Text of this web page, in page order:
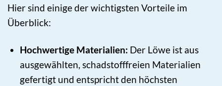
Hier sind einige der wichtigsten Vorteile im
Überblick:
Hochwertige Materialien: Der Löwe ist aus
ausgewählten, schadstofffreien Materialien
gefertigt und entspricht den höchsten